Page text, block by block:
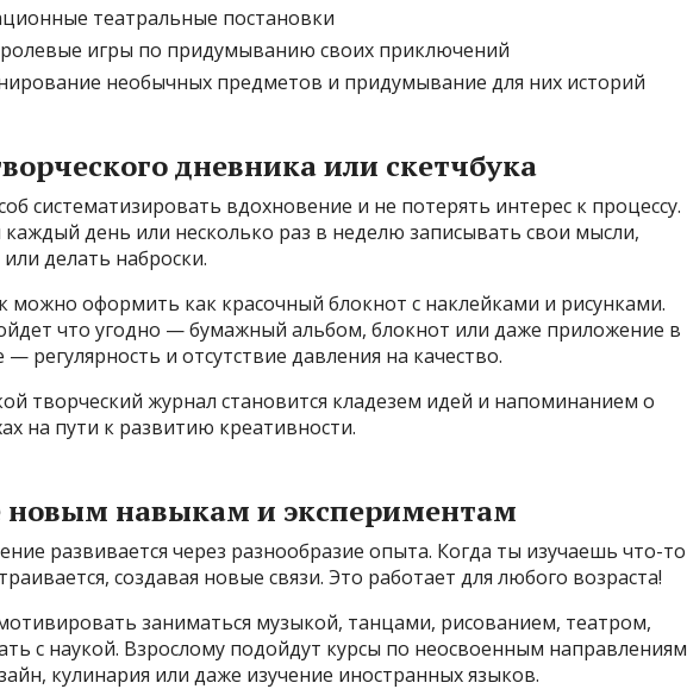
театральные постановки
игры по придумыванию своих приключений
необычных предметов и придумывание для них историй
дневника или скетчбука
систематизировать вдохновение и не потерять интерес к процессу.
день или несколько раз в неделю записывать свои мысли,
делать наброски.
можно оформить как красочный блокнот с наклейками и рисунками.
что угодно — бумажный альбом, блокнот или даже приложение в
регулярность и отсутствие давления на качество.
творческий журнал становится кладезем идей и напоминанием о
на пути к развитию креативности.
новым навыкам и экспериментам
развивается через разнообразие опыта. Когда ты изучаешь что-то
создавая новые связи. Это работает для любого возраста!
заниматься музыкой, танцами, рисованием, театром,
с наукой. Взрослому подойдут курсы по неосвоенным направлениям
кулинария или даже изучение иностранных языков.